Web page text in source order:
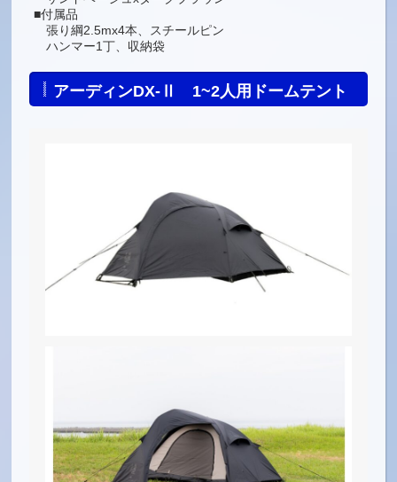
■付属品
張り綱2.5mx4本、スチールピン
ハンマー1丁、収納袋
アーディンDX-Ⅱ 1~2人用ドームテント